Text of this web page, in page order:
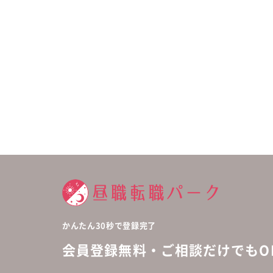
かんたん30秒で登録完了
会員登録無料・ご相談だけでも